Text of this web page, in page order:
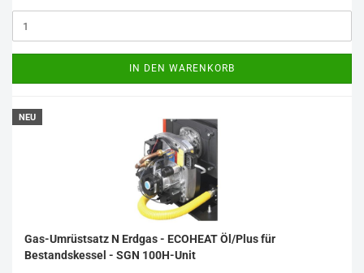
IN DEN WARENKORB
NEU
Gas-Umrüstsatz N Erdgas - ECOHEAT Öl/Plus für
Bestandskessel - SGN 100H-Unit